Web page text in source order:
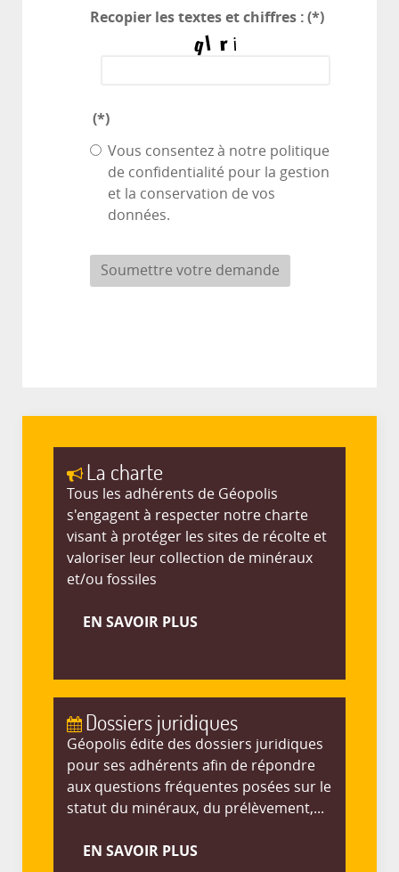
Recopier les textes et chiffres :(*)
(*)
Vous consentez à notre politique
de confidentialité pour la gestion
et la conservation de vos
données.
Soumettre votre demande
La charte
Tous les adhérents de Géopolis
s'engagent à respecter notre charte
visant à protéger les sites de récolte et
valoriser leur collection de minéraux
et/ou fossiles
EN SAVOIR PLUS
Dossiers juridiques
Géopolis édite des dossiers juridiques
pour ses adhérents afin de répondre
aux questions fréquentes posées sur le
statut du minéraux, du prélèvement,...
EN SAVOIR PLUS